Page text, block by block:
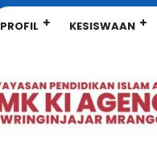
PROFIL KESISWAAN